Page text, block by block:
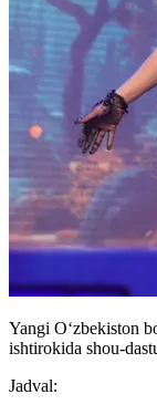
Yangi Oʻzbekiston
ishtirokida shou-
Jadval: